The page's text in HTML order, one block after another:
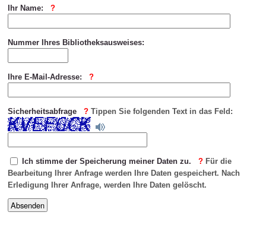
Ihr Name:
Nummer Ihres Bibliotheksausweises:
Ihre E-Mail-Adresse:
Sicherheitsabfrage Tippen Sie folgenden Text in das Feld:
Ich stimme der Speicherung meiner Daten zu.
Für die
Bearbeitung Ihrer Anfrage werden Ihre Daten gespeichert. Nach
Erledigung Ihrer Anfrage, werden Ihre Daten gelöscht.